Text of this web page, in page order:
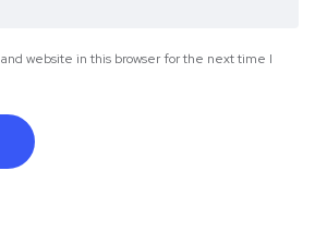
website in this browser for the next time I